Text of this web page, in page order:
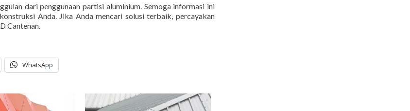
dari penggunaan partisi aluminium. Semoga informasi ini
Anda. Jika Anda mencari solusi terbaik, percayakan
Cantenan.
WhatsApp